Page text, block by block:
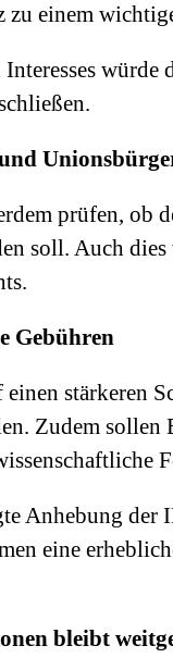
zu einem
prüfen, ob
soll. Auch
Gebühren
stärkeren
Zudem
Anhebung der
eine
bleibt